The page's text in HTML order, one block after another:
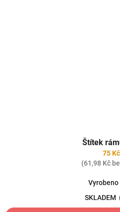
Štítek
75 Kč
(61,98 Kč
Vyrobeno
SKLADEM